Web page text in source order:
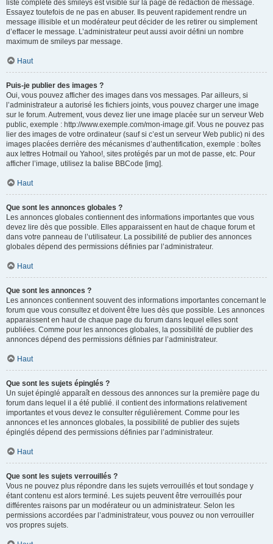
liste complète des smileys est visible sur la page de rédaction de message.
Essayez toutefois de ne pas en abuser. Ils peuvent rapidement rendre un
message illisible et un modérateur peut décider de les retirer ou simplement
d’effacer le message. L’administrateur peut aussi avoir défini un nombre
maximum de smileys par message.
Haut
Puis-je publier des images ?
Oui, vous pouvez afficher des images dans vos messages. Par ailleurs, si
l’administrateur a autorisé les fichiers joints, vous pouvez charger une image
sur le forum. Autrement, vous devez lier une image placée sur un serveur Web
public, exemple : http://www.exemple.com/mon-image.gif. Vous ne pouvez pas
lier des images de votre ordinateur (sauf si c’est un serveur Web public) ni des
images placées derrière des mécanismes d’authentification, exemple : boîtes
aux lettres Hotmail ou Yahoo!, sites protégés par un mot de passe, etc. Pour
afficher l’image, utilisez la balise BBCode [img].
Haut
Que sont les annonces globales ?
Les annonces globales contiennent des informations importantes que vous
devez lire dès que possible. Elles apparaissent en haut de chaque forum et
dans votre panneau de l’utilisateur. La possibilité de publier des annonces
globales dépend des permissions définies par l’administrateur.
Haut
Que sont les annonces ?
Les annonces contiennent souvent des informations importantes concernant le
forum que vous consultez et doivent être lues dès que possible. Les annonces
apparaissent en haut de chaque page du forum dans lequel elles sont
publiées. Comme pour les annonces globales, la possibilité de publier des
annonces dépend des permissions définies par l’administrateur.
Haut
Que sont les sujets épinglés ?
Un sujet épinglé apparaît en dessous des annonces sur la première page du
forum dans lequel il a été publié. il contient des informations relativement
importantes et vous devez le consulter régulièrement. Comme pour les
annonces et les annonces globales, la possibilité de publier des sujets
épinglés dépend des permissions définies par l’administrateur.
Haut
Que sont les sujets verrouillés ?
Vous ne pouvez plus répondre dans les sujets verrouillés et tout sondage y
étant contenu est alors terminé. Les sujets peuvent être verrouillés pour
différentes raisons par un modérateur ou un administrateur. Selon les
permissions accordées par l’administrateur, vous pouvez ou non verrouiller
vos propres sujets.